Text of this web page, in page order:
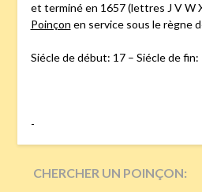
et terminé en 1657 (lettres J V W
Poinçon en service sous le règne
Siécle de début: 17 – Siécle de fin:
-
CHERCHER UN POINÇON: